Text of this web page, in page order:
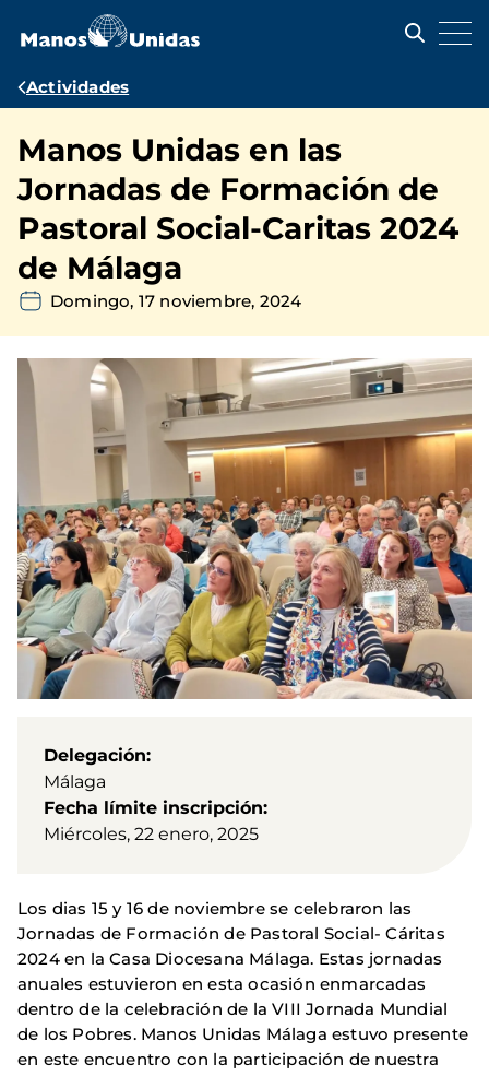
contenido
Ruta
navegación
Actividades
Manos Unidas en las
Jornadas de Formación de
Pastoral Social-Caritas 2024
de Málaga
Domingo, 17 noviembre, 2024
Delegación
Málaga
Fecha límite inscripción
Miércoles, 22 enero, 2025
Los dias 15 y 16 de noviembre se celebraron las
Jornadas de Formación de Pastoral Social- Cáritas
2024 en la Casa Diocesana Málaga. Estas jornadas
anuales estuvieron en esta ocasión enmarcadas
dentro de la celebración de la VIII Jornada Mundial
de los Pobres. Manos Unidas Málaga estuvo presente
en este encuentro con la participación de nuestra